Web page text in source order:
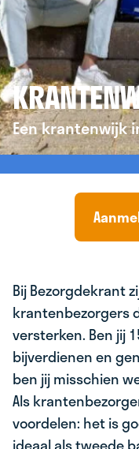
Een krantenwijk
Bij Bezorgdekrant
krantenbezorgers
versterken. Ben jij
bijverdienen en
ben jij misschien
Als
voordelen: het is